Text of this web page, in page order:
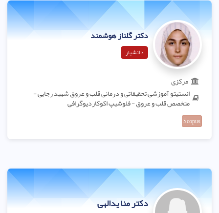
دکتر گلناز هوشمند
دانشیار
مرکزی
انستیتو آموزشی تحقیقاتی و درمانی قلب و عروق شهید رجایی -
متخصص قلب و عروق - فلوشیپ اکوکاردیوگرافی
Scopus
دکتر منا یدالهی